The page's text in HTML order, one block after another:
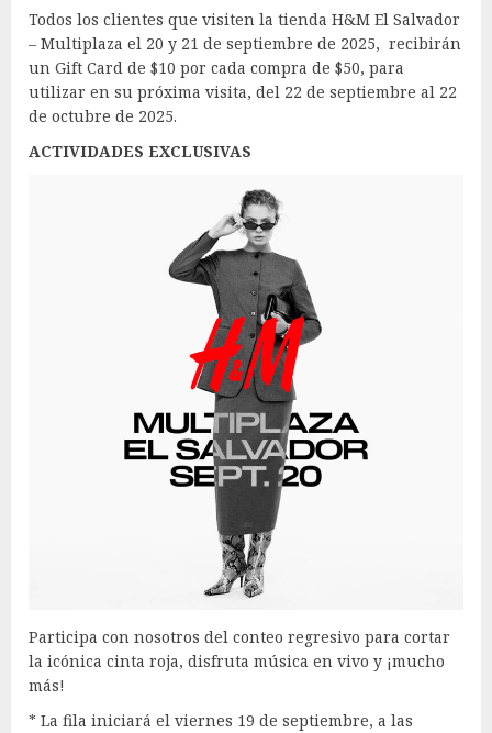
Todos los clientes que visiten la tienda H&M El Salvador
– Multiplaza el 20 y 21 de septiembre de 2025, recibirán
un Gift Card de $10 por cada compra de $50, para
utilizar en su próxima visita, del 22 de septiembre al 22
de octubre de 2025.
ACTIVIDADES EXCLUSIVAS
Participa con nosotros del conteo regresivo para cortar
la icónica cinta roja, disfruta música en vivo y ¡mucho
más!
* La fila iniciará el viernes 19 de septiembre, a las